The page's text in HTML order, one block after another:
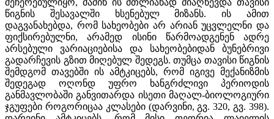
წიგნის შესავალში ხსენებულ მიზანს. ის ამით
დაგვანახებდა, რომ სახეობები არ არიან უცვლელნი და
ფიქსირებულნი, არამედ ისინი წარმოადგენენ ადრე
არსებული ვარიაციებისა და სახეობებიდან ბუნებრივი
გადარჩევის გზით მიღებულ შედეგს. თუმცა თავისი წიგნის
შემდგომ თავებში ის ამტკიცებს, რომ იგივე მექანიზმის
შედეგად ოღონდ უფრო ხანგრძლივი პერიოდის
განმავლობაში განვითარდა ისეთი მაღალ-ბიოლოგიური
ჯგუფები როგორიცაა კლასები (დარვინი, გვ. 320, გვ. 398).